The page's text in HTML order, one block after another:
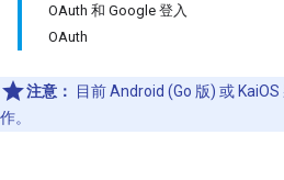
OAuth 和 Google 登入
OAuth
注意：
目前 Android (Go 版) 或
作。